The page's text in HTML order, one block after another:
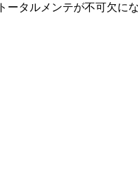
タルメンテが不可欠にな